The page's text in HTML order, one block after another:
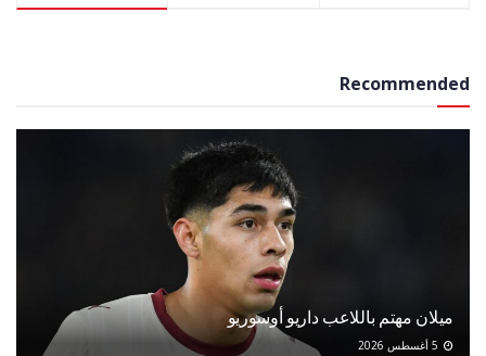
Recommended
ميلان مهتم باللاعب داريو أوسوريو